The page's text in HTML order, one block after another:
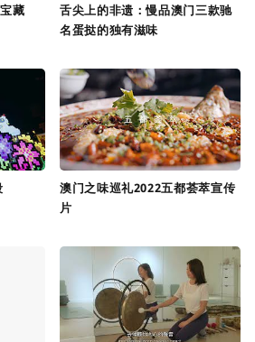
藏
舌尖上的非遗：慢品澳门三款驰
名蛋挞的独有滋味
澳门之味巡礼2022五都荟萃宣传
片